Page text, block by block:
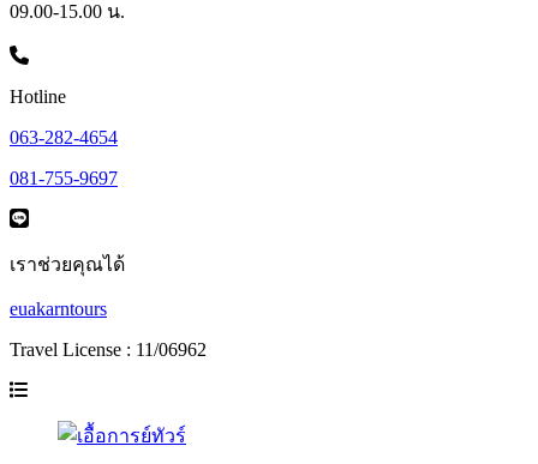
09.00-15.00 น.
Hotline
063-282-4654
081-755-9697
เราช่วยคุณได้
euakarntours
Travel License : 11/06962